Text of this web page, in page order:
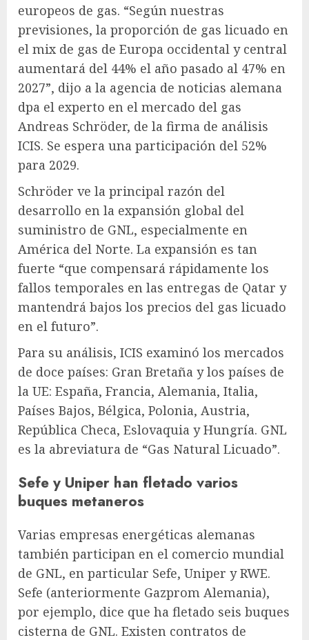
europeos de gas. “Según nuestras
previsiones, la proporción de gas licuado en
el mix de gas de Europa occidental y central
aumentará del 44% el año pasado al 47% en
2027”, dijo a la agencia de noticias alemana
dpa el experto en el mercado del gas
Andreas Schröder, de la firma de análisis
ICIS. Se espera una participación del 52%
para 2029.
Schröder ve la principal razón del
desarrollo en la expansión global del
suministro de GNL, especialmente en
América del Norte. La expansión es tan
fuerte “que compensará rápidamente los
fallos temporales en las entregas de Qatar y
mantendrá bajos los precios del gas licuado
en el futuro”.
Para su análisis, ICIS examinó los mercados
de doce países: Gran Bretaña y los países de
la UE: España, Francia, Alemania, Italia,
Países Bajos, Bélgica, Polonia, Austria,
República Checa, Eslovaquia y Hungría. GNL
es la abreviatura de “Gas Natural Licuado”.
Sefe y Uniper han fletado varios
buques metaneros
Varias empresas energéticas alemanas
también participan en el comercio mundial
de GNL, en particular Sefe, Uniper y RWE.
Sefe (anteriormente Gazprom Alemania),
por ejemplo, dice que ha fletado seis buques
cisterna de GNL. Existen contratos de